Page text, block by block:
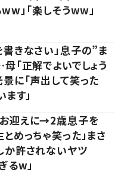
」「楽しそうww」
書きなさい」息子の”ま
「正解でよいでしょう
に「声出して笑った
ます」
迎えに→2歳息子を
めっちゃ笑った」まさ
か許されないヤツ
るw」